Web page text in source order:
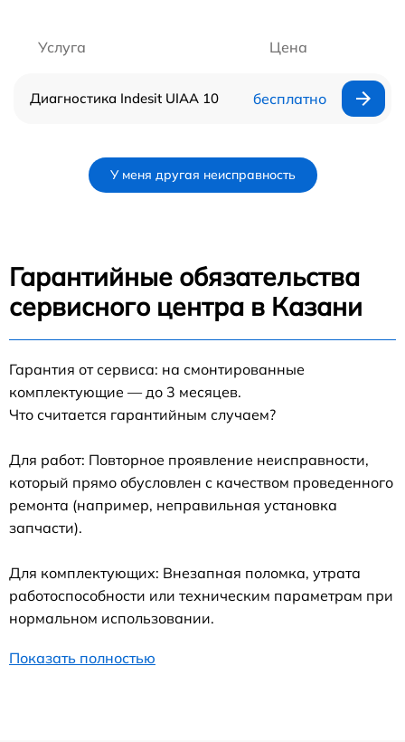
Услуга Цена
Диагностика Indesit UIAA 10 бесплатно
У меня другая неисправность
Гарантийные обязательства
сервисного центра в Казани
Гарантия от сервиса: на смонтированные
комплектующие — до 3 месяцев.
Что считается гарантийным случаем?
Для работ: Повторное проявление неисправности,
который прямо обусловлен с качеством проведенного
ремонта (например, неправильная установка
запчасти).
Для комплектующих: Внезапная поломка, утрата
работоспособности или техническим параметрам при
нормальном использовании.
Показать полностью